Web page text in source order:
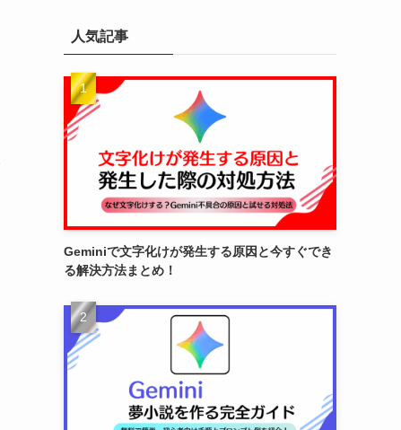
人気記事
Geminiで文字化けが発生する原因と今すぐでき
る解決方法まとめ！